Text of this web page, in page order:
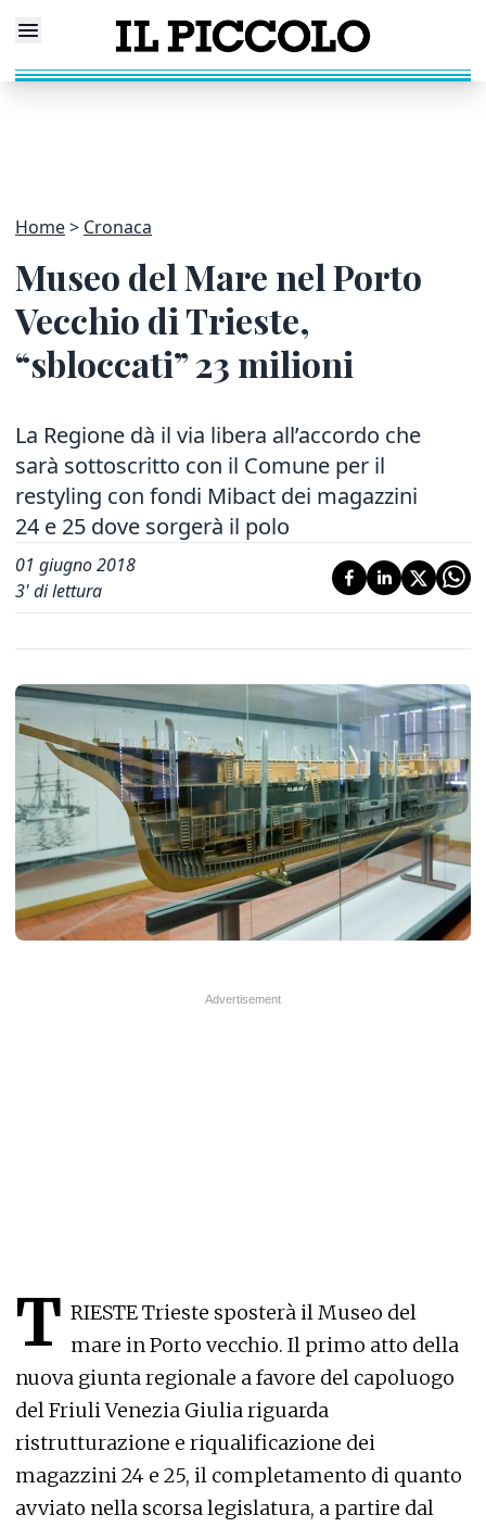
Home Cronaca
Museo del Mare nel Porto
Vecchio di Trieste,
“sbloccati” 23 milioni
La Regione dà il via libera all’accordo che
sarà sottoscritto con il Comune per il
restyling con fondi Mibact dei magazzini
24 e 25 dove sorgerà il polo
01 giugno 2018
3' di lettura
T RIESTE Trieste sposterà il Museo del
mare in Porto vecchio. Il primo atto della
nuova giunta regionale a favore del capoluogo
del Friuli Venezia Giulia riguarda
ristrutturazione e riqualificazione dei
magazzini 24 e 25, il completamento di quanto
avviato nella scorsa legislatura, a partire dal